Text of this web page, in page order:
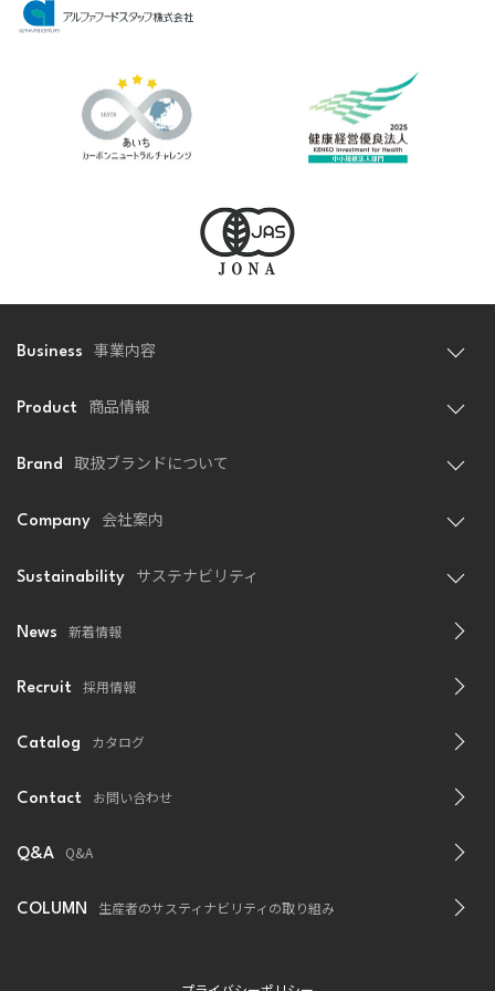
Business 事業内容
Product 商品情報
Brand 取扱ブランドについて
Company 会社案内
Sustainability サステナビリティ
News 新着情報
Recruit 採用情報
Catalog カタログ
Contact お問い合わせ
Q&A Q&A
COLUMN 生産者のサスティナビリティの取り組み